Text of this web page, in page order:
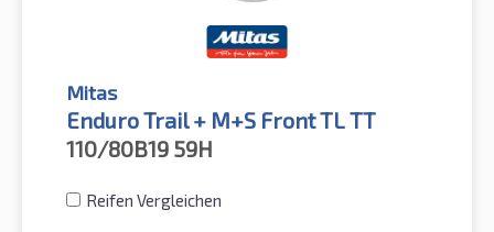
Mitas
Enduro Trail + M+S Front TL TT
110/80B19 59H
Reifen Vergleichen